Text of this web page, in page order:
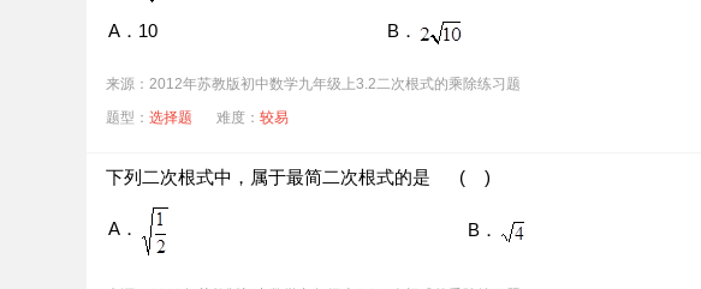
A．10 B．
来源：2012年苏教版初中数学九年级上3.2二次根式的乘除练习题
题型： 选择题 难度： 较易
下列二次根式中，属于最简二次根式的是 ( )
A． B．